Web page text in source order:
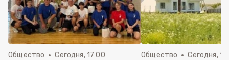
Общество Сегодня, 17:00 Общество Сегодня,